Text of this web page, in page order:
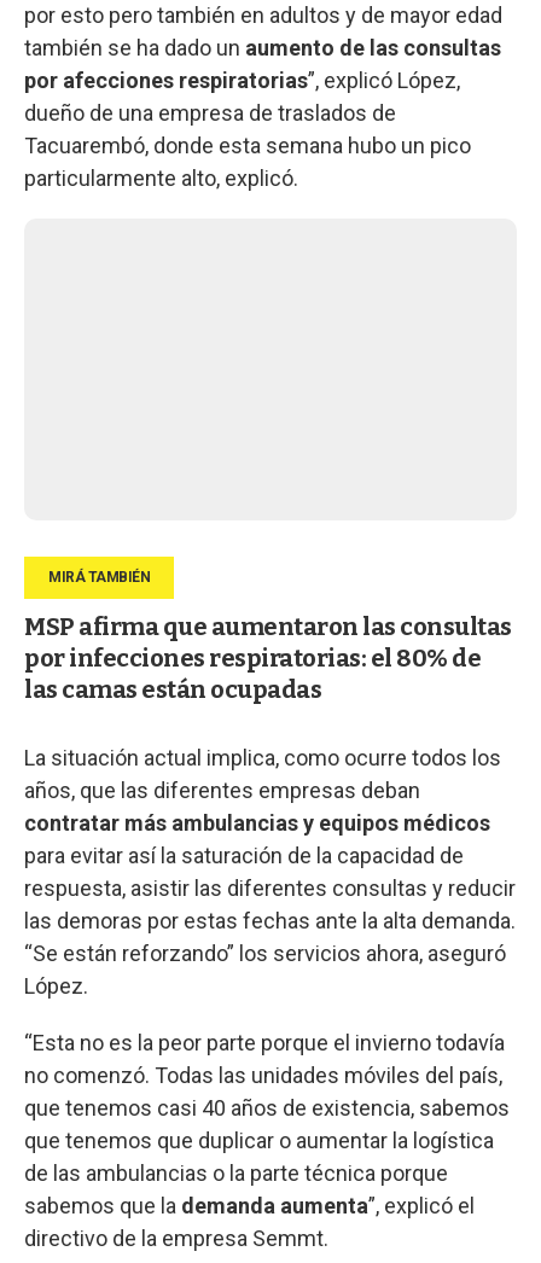
por esto pero también en adultos y de mayor edad
también se ha dado un aumento de las consultas
por afecciones respiratorias”, explicó López,
dueño de una empresa de traslados de
Tacuarembó, donde esta semana hubo un pico
particularmente alto, explicó.
MSP afirma que aumentaron las consultas
por infecciones respiratorias: el 80% de
las camas están ocupadas
La situación actual implica, como ocurre todos los
años, que las diferentes empresas deban
contratar más ambulancias y equipos médicos
para evitar así la saturación de la capacidad de
respuesta, asistir las diferentes consultas y reducir
las demoras por estas fechas ante la alta demanda.
“Se están reforzando” los servicios ahora, aseguró
López.
“Esta no es la peor parte porque el invierno todavía
no comenzó. Todas las unidades móviles del país,
que tenemos casi 40 años de existencia, sabemos
que tenemos que duplicar o aumentar la logística
de las ambulancias o la parte técnica porque
sabemos que la demanda aumenta”, explicó el
directivo de la empresa Semmt.